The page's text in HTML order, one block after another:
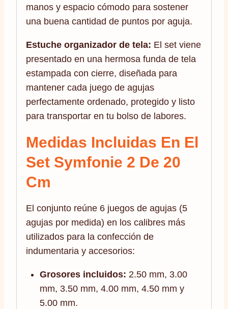
manos y espacio cómodo para sostener
una buena cantidad de puntos por aguja.
Estuche organizador de tela: El set viene
presentado en una hermosa funda de tela
estampada con cierre, diseñada para
mantener cada juego de agujas
perfectamente ordenado, protegido y listo
para transportar en tu bolso de labores.
Medidas Incluidas En El
Set Symfonie 2 De 20
Cm
El conjunto reúne 6 juegos de agujas (5
agujas por medida) en los calibres más
utilizados para la confección de
indumentaria y accesorios:
Grosores incluidos: 2.50 mm, 3.00
mm, 3.50 mm, 4.00 mm, 4.50 mm y
5.00 mm.